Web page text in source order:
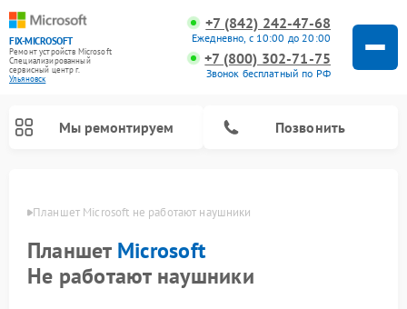
FIX-MICROSOFT
Ремонт устройств Microsoft
Специализированный
cервисный центр г.
Ульяновск
+7 (842) 242-47-68
Ежедневно, с 10:00 до 20:00
+7 (800) 302-71-75
Звонок бесплатный по РФ
Мы ремонтируем Позвонить
Планшет Microsoft не работают наушники
Планшет Microsoft
Не работают наушники